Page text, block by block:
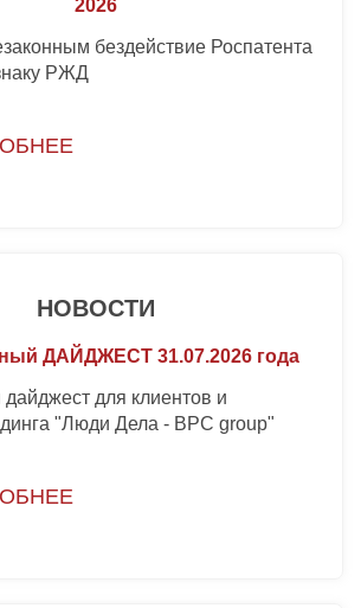
2026
бездействие Роспатента
РЖД
НОВОСТИ
ДАЙДЖЕСТ 31.07.2026 года
для клиентов и
"Люди Дела - BPC group"